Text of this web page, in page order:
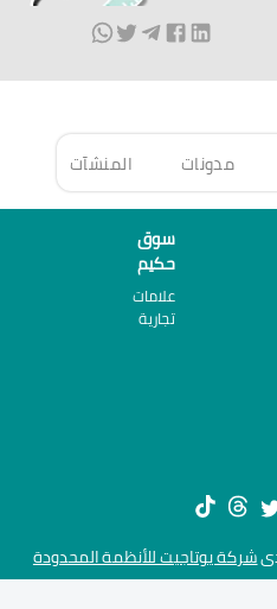
مدونات المنشآت
سوق
حكيم
علامات
تجارية
شركة يوتاجيت للأنظمة المحدودة